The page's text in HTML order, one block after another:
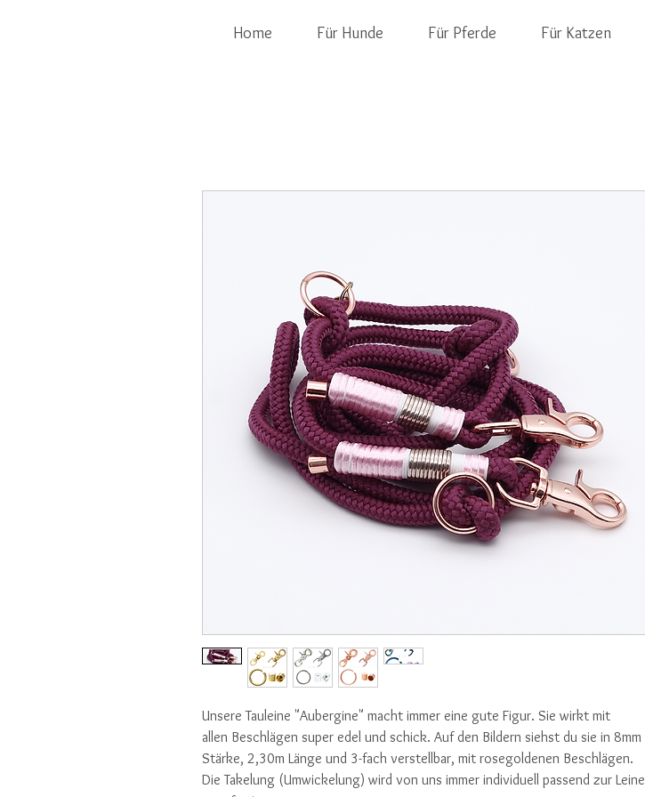
Home Für Hunde Für Pferde Für Katzen
Unsere Tauleine "Aubergine" macht immer eine gute Figur. Sie wirkt mit
allen Beschlägen super edel und schick. Auf den Bildern siehst du sie in 8mm
Stärke, 2,30m Länge und 3-fach verstellbar, mit rosegoldenen Beschlägen.
Die Takelung (Umwickelung) wird von uns immer individuell passend zur Leine